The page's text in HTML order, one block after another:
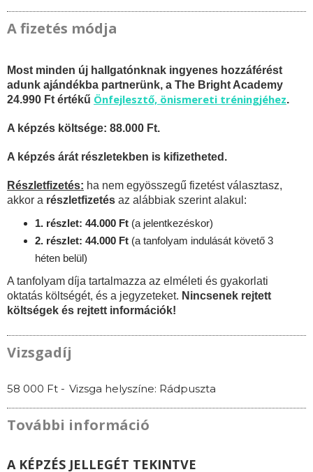
A fizetés módja
Most minden új hallgatónknak ingyenes hozzáférést
adunk ajándékba partnerünk, a The Bright Academy
24.990 Ft értékű Önfejlesztő, önismereti tréningjéhez.
A képzés költsége: 88.000 Ft.
A képzés árát részletekben is kifizetheted.
Részletfizetés: ha nem egyösszegű fizetést választasz,
akkor a részletfizetés az alábbiak szerint alakul:
1. részlet: 44.000 Ft (a jelentkezéskor)
2. részlet: 44.000 Ft (a tanfolyam indulását követő 3
héten belül)
A tanfolyam díja tartalmazza az elméleti és gyakorlati
oktatás költségét, és a jegyzeteket. Nincsenek rejtett
költségek és rejtett információk!
Vizsgadíj
58 000 Ft - Vizsga helyszíne: Rádpuszta
További információ
A KÉPZÉS JELLEGÉT TEKINTVE